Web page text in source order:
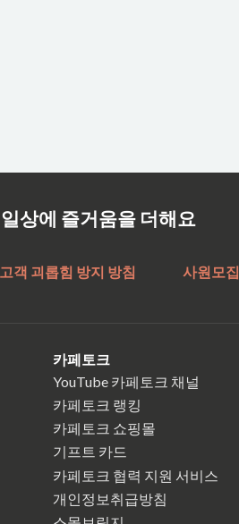
일상에 즐거움을 더해요
고객 괴롭힘 방지 방침 사원모집
카페토크
YouTube 카페토크 채널
카페토크 랭킹
카페토크 쇼핑몰
기프트 카드
카페토크 협력 지원 서비스
개인정보취급방침